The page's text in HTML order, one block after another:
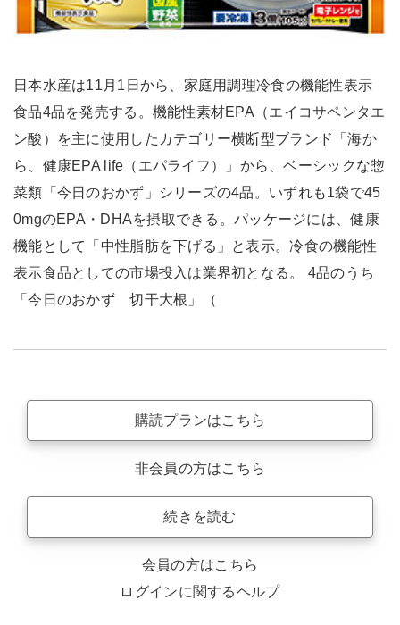
日本水産は11月1日から、家庭用調理冷食の機能性表示
食品4品を発売する。機能性素材EPA（エイコサペンタエ
ン酸）を主に使用したカテゴリー横断型ブランド「海か
ら、健康EPA life（エパライフ）」から、ベーシックな惣
菜類「今日のおかず」シリーズの4品。いずれも1袋で45
0mgのEPA・DHAを摂取できる。パッケージには、健康
機能として「中性脂肪を下げる」と表示。冷食の機能性
表示食品としての市場投入は業界初となる。 4品のうち
「今日のおかず 切干大根」（
購読プランはこちら
非会員の方はこちら
続きを読む
会員の方はこちら
ログインに関するヘルプ